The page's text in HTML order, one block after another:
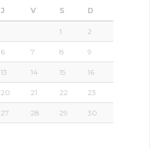
J V S D
1 2
6 7 8 9
13 14 15 16
20 21 22 23
27 28 29 30